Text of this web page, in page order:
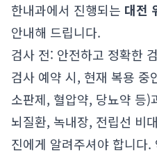
한내과에서 진행되는 대전
안내해 드립니다.
검사 전: 안전하고 정확한
검사 예약 시, 현재 복용 중
소판제, 혈압약, 당뇨약 등
뇌질환, 녹내장, 전립선 비
진에게 알려주셔야 합니다